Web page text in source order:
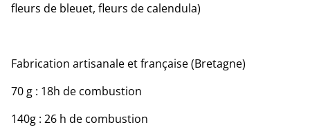
fleurs de bleuet, fleurs de calendula)
Fabrication artisanale et française (Bretagne)
70 g : 18h de combustion
140g : 26 h de combustion